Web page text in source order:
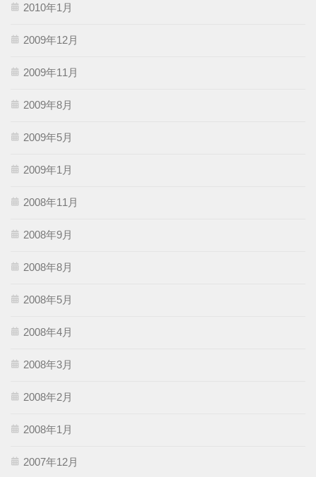
2010年1月
2009年12月
2009年11月
2009年8月
2009年5月
2009年1月
2008年11月
2008年9月
2008年8月
2008年5月
2008年4月
2008年3月
2008年2月
2008年1月
2007年12月